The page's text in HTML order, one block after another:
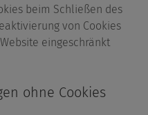
beim Schließen des
von Cookies
eingeschränkt
ohne Cookies